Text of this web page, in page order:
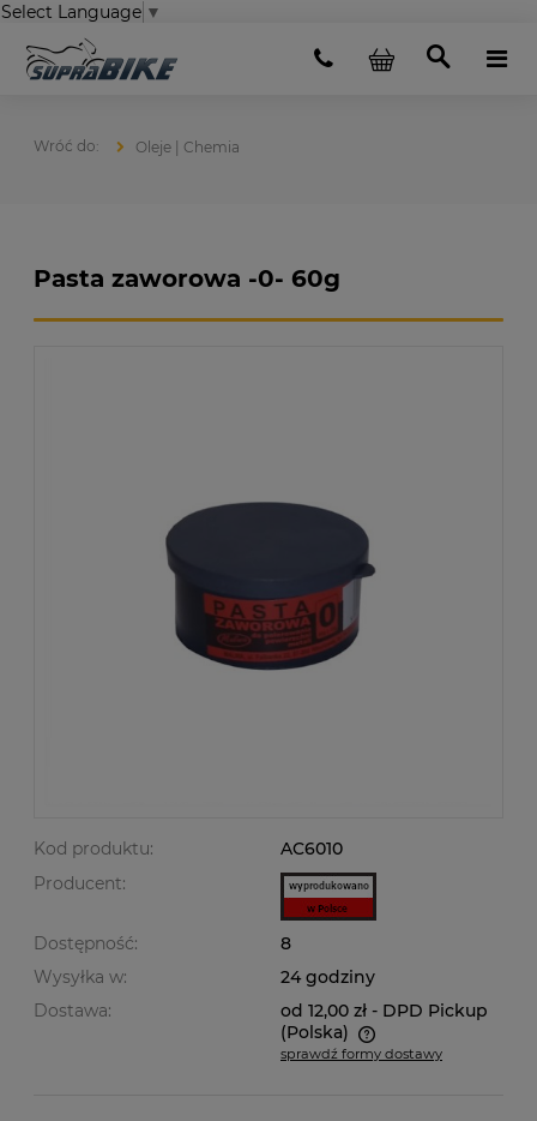
Select Language ▼
Oleje | Chemia
Pasta zaworowa -0- 60g
Kod produktu:
AC6010
Producent:
Dostępność:
8
Wysyłka w:
24 godziny
Dostawa:
od 12,00 zł - DPD Pickup
(Polska)
Cena nie zawiera ewentualnych kosztów płatności
sprawdź formy dostawy